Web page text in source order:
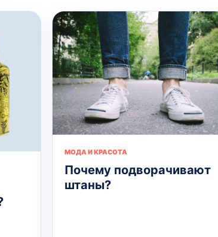
МОДА И КРАСОТА
Почему подворачивают
штаны?